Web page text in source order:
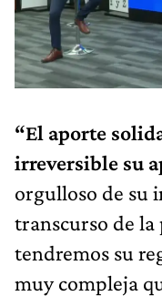
“El aporte
irreversible su
orgulloso de su
transcurso de la
tendremos su
muy compleja